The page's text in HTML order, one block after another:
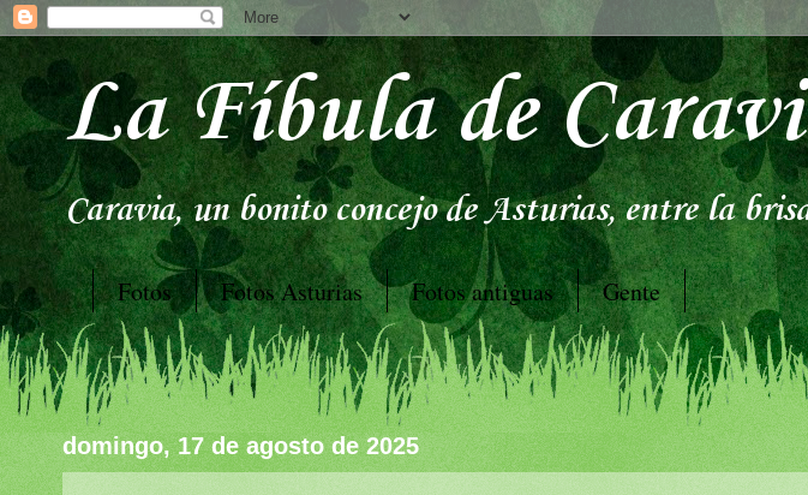
La Fíbula de
Caravia, un bonito concejo de Asturias, entre la
Fotos Fotos Asturias Fotos antiguas Gente
domingo, 17 de agosto de 2025